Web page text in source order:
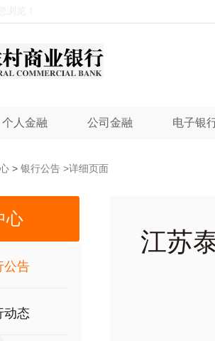
个人金融 公司金融 电子银
心
公告
动态
> 银行公告 >详细页面
江苏